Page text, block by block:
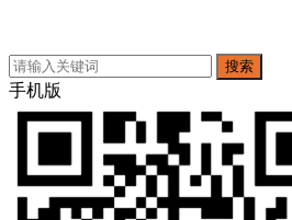
搜索
手机版